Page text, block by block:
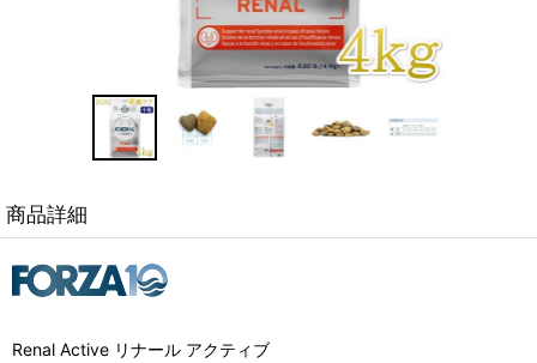
商品詳細
Renal Active リナール アクティブ